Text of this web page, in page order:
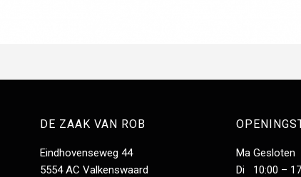
DE ZAAK VAN ROB
Eindhovenseweg 44
5554 AC Valkenswaard
Ma Gesloten
Di 10:00 –